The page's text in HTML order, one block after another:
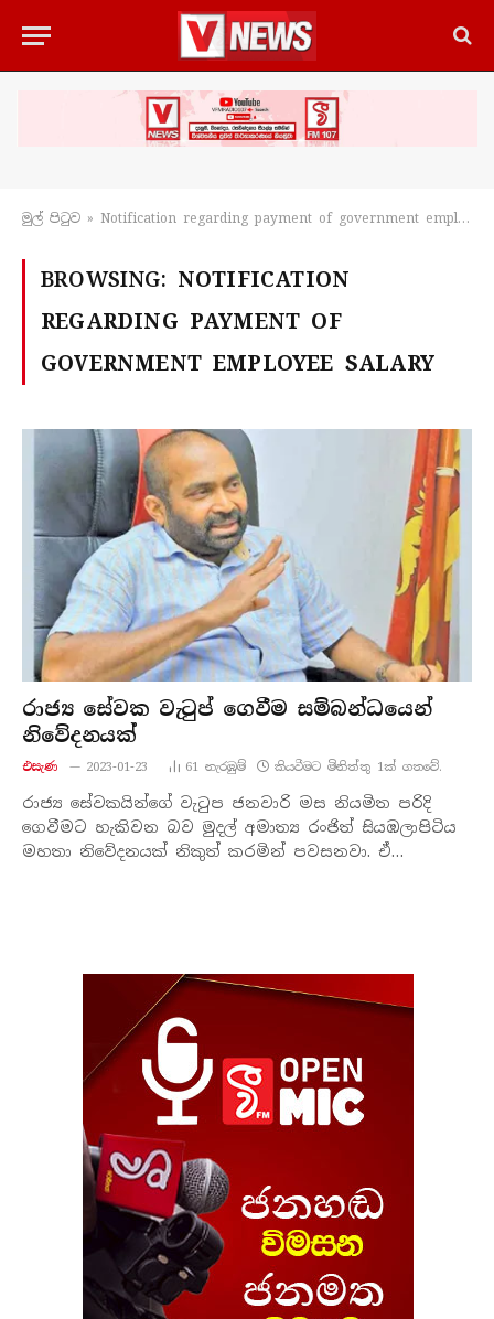
මුල් පිටු​ව » Notification regarding payment of government employee salary
BROWSING: NOTIFICATION
REGARDING PAYMENT OF
GOVERNMENT EMPLOYEE SALARY
රාජ්‍ය සේවක වැටුප් ගෙවීම සම්බන්ධයෙන්
නිවේදනයක්
එසැණ 2023-01-23 61 නැරඹු​ම් කියවීමට මිනිත්තු 1ක් ගතවේ.
රාජ්‍ය සේවකයින්ගේ වැටුප ජනවාරි මස නියමිත පරිදි
ගෙවීමට හැකිවන බව මුදල් අමාත්‍ය රංජිත් සියඹලාපිටිය
මහතා නිවේදනයක් නිකුත් කරමින් පවසනවා. ඒ…